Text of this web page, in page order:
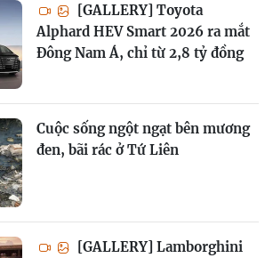
[GALLERY] Toyota
Alphard HEV Smart 2026 ra mắt
Đông Nam Á, chỉ từ 2,8 tỷ đồng
Cuộc sống ngột ngạt bên mương
đen, bãi rác ở Tứ Liên
[GALLERY] Lamborghini